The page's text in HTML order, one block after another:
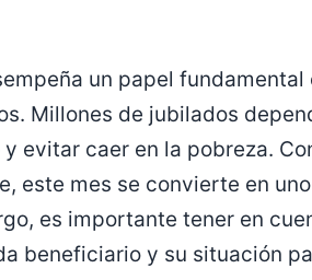
un papel
Millones de jubilados
evitar caer en la pobreza.
este mes se convierte en
es importante tener en
beneficiario y su situación